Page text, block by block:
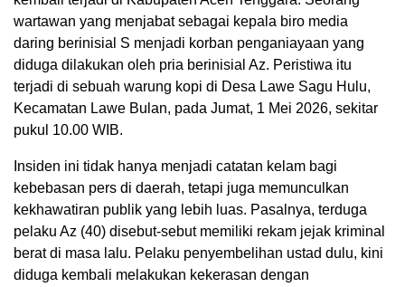
wartawan yang menjabat sebagai kepala biro media
daring berinisial S menjadi korban penganiayaan yang
diduga dilakukan oleh pria berinisial Az. Peristiwa itu
terjadi di sebuah warung kopi di Desa Lawe Sagu Hulu,
Kecamatan Lawe Bulan, pada Jumat, 1 Mei 2026, sekitar
pukul 10.00 WIB.
Insiden ini tidak hanya menjadi catatan kelam bagi
kebebasan pers di daerah, tetapi juga memunculkan
kekhawatiran publik yang lebih luas. Pasalnya, terduga
pelaku Az (40) disebut-sebut memiliki rekam jejak kriminal
berat di masa lalu. Pelaku penyembelihan ustad dulu, kini
diduga kembali melakukan kekerasan dengan